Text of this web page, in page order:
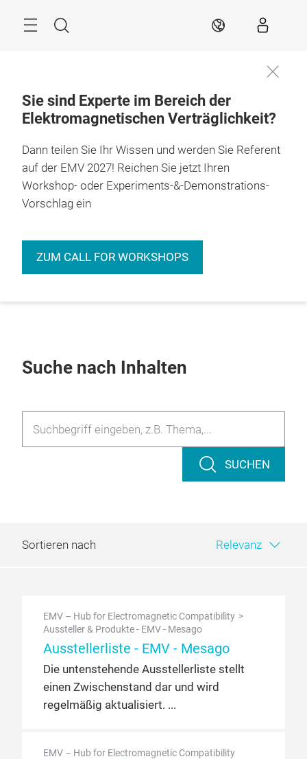
Suche DE
Sie sind Experte im Bereich der
Elektromagnetischen Verträglichkeit?
Dann teilen Sie Ihr Wissen und werden Sie Referent
auf der EMV 2027! Reichen Sie jetzt Ihren
Workshop- oder Experiments-&-Demonstrations-
Vorschlag ein
ZUM CALL FOR WORKSHOPS
Suche nach Inhalten
SUCHEN
Sortieren nach Relevanz
EMV – Hub for Electromagnetic Compatibility
Aussteller & Produkte - EMV - Mesago
Ausstellerliste - EMV - Mesago
Die untenstehende Ausstellerliste stellt
einen Zwischenstand dar und wird
regelmäßig aktualisiert.
EMV – Hub for Electromagnetic Compatibility